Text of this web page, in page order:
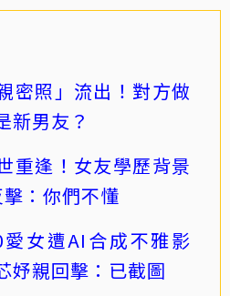
密照」流出！對方做
男友？
重逢！女友學歷背景
：你們不懂
女遭AI合成不雅影
親回擊：已截圖